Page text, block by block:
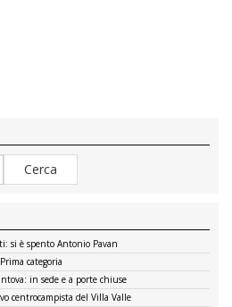
si è spento Antonio Pavan
categoria
in sede e a porte chiuse
centrocampista del Villa Valle